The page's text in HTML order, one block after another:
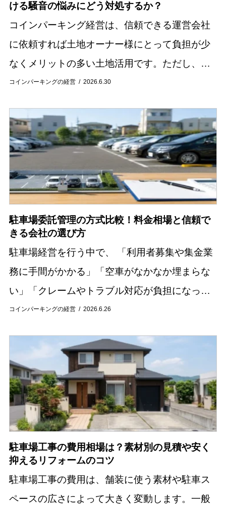
コインパーキングの経営 2026.6.30
ける騒音の悩みにどう対処するか？
コインパーキング経営は、信頼できる運営会社
に依頼すれば土地オーナー様にとって負担が少
なくメリットの多い土地活用です。ただし、車
の出入りが伴うので、「騒音問題」が発生する
しておくと...
コインパーキングの経営 2026.6.26
駐車場委託管理の方式比較！料金相場と信頼で
きる会社の選び方
駐車場経営を行う中で、 「利用者募集や集金業
務に手間がかかる」「空車がなかなか埋まらな
い」「クレームやトラブル対応が負担になって
いる」といった悩みを抱えているオーナー様は
手続き...
駐車場工事の費用相場は？素材別の見積や安く
抑えるリフォームのコツ
駐車場工事の費用は、舗装に使う素材や駐車ス
ペースの広さによって大きく変動します。一般